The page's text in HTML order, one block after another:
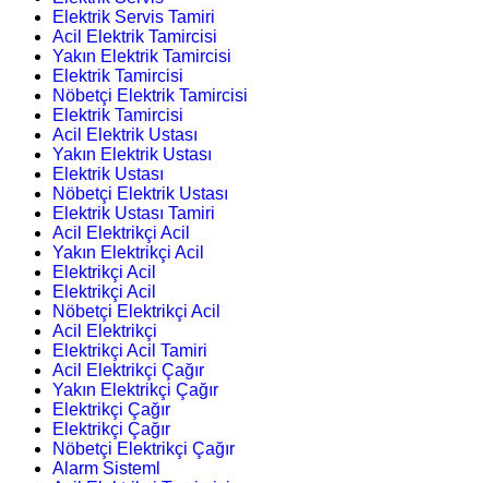
Elektrik Servis Tamiri
Acil Elektrik Tamircisi
Yakın Elektrik Tamircisi
Elektrik Tamircisi
Nöbetçi Elektrik Tamircisi
Elektrik Tamircisi
Acil Elektrik Ustası
Yakın Elektrik Ustası
Elektrik Ustası
Nöbetçi Elektrik Ustası
Elektrik Ustası Tamiri
Acil Elektrikçi Acil
Yakın Elektrikçi Acil
Elektrikçi Acil
Elektrikçi Acil
Nöbetçi Elektrikçi Acil
Acil Elektrikçi
Elektrikçi Acil Tamiri
Acil Elektrikçi Çağır
Yakın Elektrikçi Çağır
Elektrikçi Çağır
Elektrikçi Çağır
Nöbetçi Elektrikçi Çağır
Alarm Sisteml